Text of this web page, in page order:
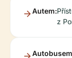
Autem:
z